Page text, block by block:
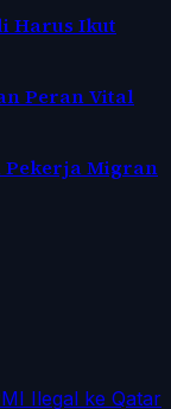
Harus Ikut
Peran Vital
Pekerja Migran
Ilegal ke Qatar